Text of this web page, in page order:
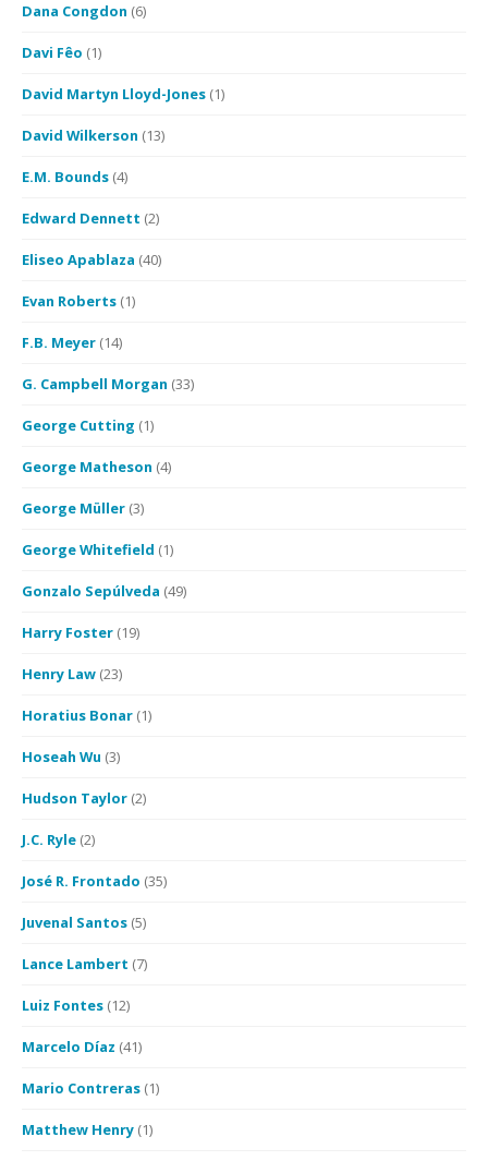
Dana Congdon (6)
Davi Fêo (1)
David Martyn Lloyd-Jones (1)
David Wilkerson (13)
E.M. Bounds (4)
Edward Dennett (2)
Eliseo Apablaza (40)
Evan Roberts (1)
F.B. Meyer (14)
G. Campbell Morgan (33)
George Cutting (1)
George Matheson (4)
George Müller (3)
George Whitefield (1)
Gonzalo Sepúlveda (49)
Harry Foster (19)
Henry Law (23)
Horatius Bonar (1)
Hoseah Wu (3)
Hudson Taylor (2)
J.C. Ryle (2)
José R. Frontado (35)
Juvenal Santos (5)
Lance Lambert (7)
Luiz Fontes (12)
Marcelo Díaz (41)
Mario Contreras (1)
Matthew Henry (1)